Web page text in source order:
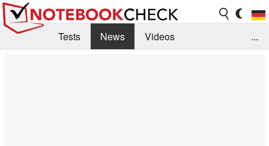
Tests News
Videos
...